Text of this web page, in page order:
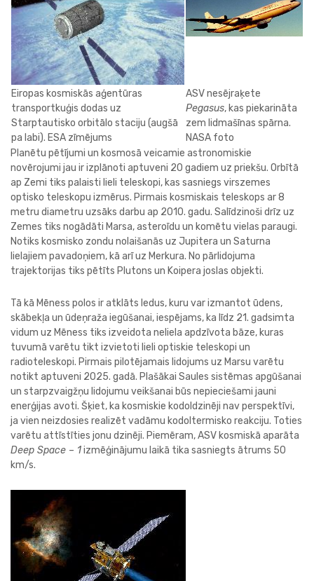
Eiropas kosmiskās aģentūras
transportkuģis dodas uz
Starptautisko orbitālo staciju (augšā
pa labi). ESA zīmējums
ASV nesējraķete
Pegasus, kas piekarināta
zem lidmašīnas spārna.
NASA foto
Planētu pētījumi un kosmosā veicamie astronomiskie
novērojumi jau ir izplānoti aptuveni 20 gadiem uz priekšu. Orbītā
ap Zemi tiks palaisti lieli teleskopi, kas sasniegs virszemes
optisko teleskopu izmērus. Pirmais kosmiskais teleskops ar 8
metru diametru uzsāks darbu ap 2010. gadu. Salīdzinoši drīz uz
Zemes tiks nogādāti Marsa, asteroīdu un komētu vielas paraugi.
Notiks kosmisko zondu nolaišanās uz Jupitera un Saturna
lielajiem pavadoņiem, kā arī uz Merkura. No pārlidojuma
trajektorijas tiks pētīts Plutons un Koipera joslas objekti.
Tā kā Mēness polos ir atklāts ledus, kuru var izmantot ūdens,
skābekļa un ūdeņraža iegūšanai, iespējams, ka līdz 21. gadsimta
vidum uz Mēness tiks izveidota neliela apdzīvota bāze, kuras
tuvumā varētu tikt izvietoti lieli optiskie teleskopi un
radioteleskopi. Pirmais pilotējamais lidojums uz Marsu varētu
notikt aptuveni 2025. gadā. Plašākai Saules sistēmas apgūšanai
un starpzvaigžņu lidojumu veikšanai būs nepieciešami jauni
enerģijas avoti. Šķiet, ka kosmiskie kodoldzinēji nav perspektīvi,
ja vien neizdosies realizēt vadāmu kodoltermisko reakciju. Toties
varētu attīstīties jonu dzinēji. Piemēram, ASV kosmiskā aparāta
Deep Space – 1izmēģinājumu laikā tika sasniegts ātrums 50
km/s.